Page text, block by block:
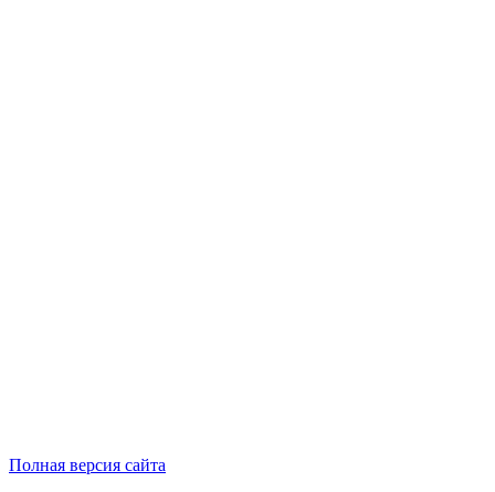
Полная версия сайта